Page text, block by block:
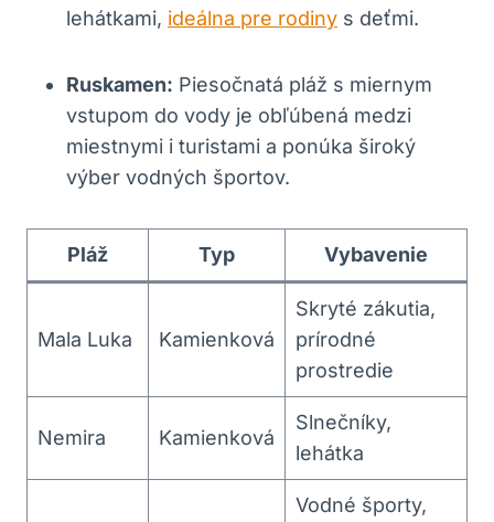
lehátkami, ideálna pre rodiny s deťmi.
Ruskamen: Piesočnatá pláž s miernym
vstupom do vody je obľúbená medzi
miestnymi‌ i turistami a ponúka široký‌
výber ⁢vodných ‌športov.
Pláž Typ Vybavenie
Mala ​Luka Kamienková
Skryté zákutia,
prírodné
prostredie
Nemira Kamienková
Slnečníky,
lehátka
Vodné športy,